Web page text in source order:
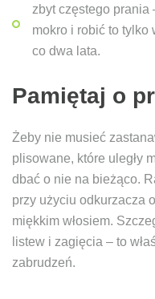
zbyt częstego
mokro i robić to tylko
co dwa lata.
Pamiętaj o
Żeby nie musieć
plisowane, które uległy
dbać o nie na bieżąco.
przy użyciu odkurzacza
miękkim włosiem.
listew i zagięcia – to
zabrudzeń.